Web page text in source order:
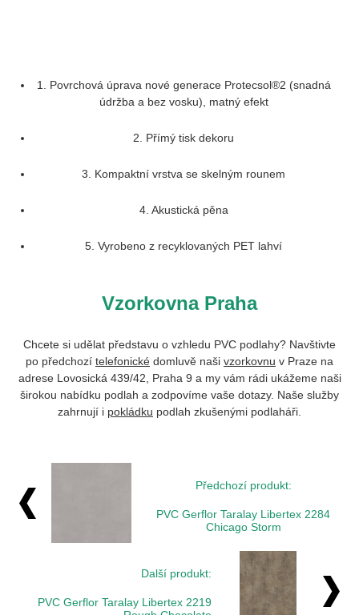
1. Povrchová úprava nové generace Protecsol®2 (snadná
údržba a bez vosku), matný efekt
2. Přímý tisk dekoru
3. Kompaktní vrstva se skelným rounem
4. Akustická pěna
5. Vyrobeno z recyklovaných PET lahví
Vzorkovna Praha
Chcete si udělat představu o vzhledu PVC podlahy? Navštivte
po předchozí telefonické domluvě naši vzorkovnu v Praze na
adrese Lovosická 439/42, Praha 9 a my vám rádi ukážeme naši
širokou nabídku podlah a zodpovíme vaše dotazy. Naše služby
zahrnují i pokládku podlah zkušenými podlaháři.
Předchozí produkt:
PVC Gerflor Taralay Libertex 2284
Chicago Storm
Další produkt:
PVC Gerflor Taralay Libertex 2219